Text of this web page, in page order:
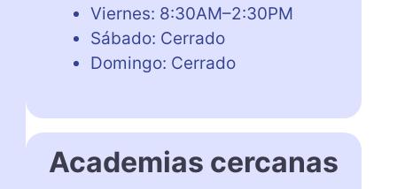
Viernes: 8:30AM–2:30PM
Sábado: Cerrado
Domingo: Cerrado
Academias cercanas